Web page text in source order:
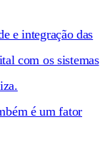
e integração das
com os sistemas
é um fator